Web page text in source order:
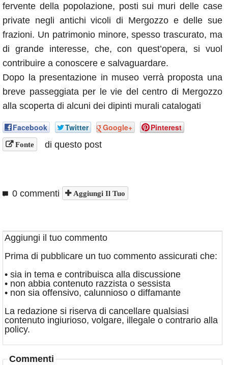
fervente della popolazione, posti sui muri delle case
private negli antichi vicoli di Mergozzo e delle sue
frazioni. Un patrimonio minore, spesso trascurato, ma
di grande interesse, che, con quest’opera, si vuol
contribuire a conoscere e salvaguardare.
Dopo la presentazione in museo verrà proposta una
breve passeggiata per le vie del centro di Mergozzo
alla scoperta di alcuni dei dipinti murali catalogati
Facebook Twitter Google+ Pinterest
Fonte di questo post
0 commenti Aggiungi Il Tuo
Aggiungi il tuo commento
Prima di pubblicare un tuo commento assicurati che:
• sia in tema e contribuisca alla discussione
• non abbia contenuto razzista o sessista
• non sia offensivo, calunnioso o diffamante
La redazione si riserva di cancellare qualsiasi
contenuto ingiurioso, volgare, illegale o contrario alla
policy.
Commenti